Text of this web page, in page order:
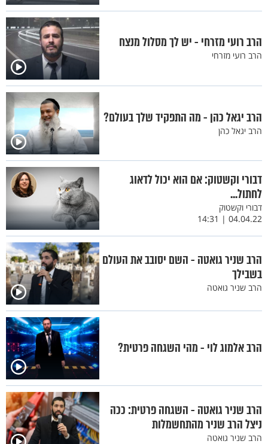
הרב רועי מזרחי - יש לך מסלול מנצח
הרב רועי מזרחי
הרב יגאל כהן - מה התפקיד שלך בעולם?
הרב יגאל כהן
דבורי וקשטוק: אם הוא יכול לדאוג
לחתול...
דבורי וקשטוק
04.04.22 | 14:31
הרב שניר גואטה - השם יסובב את העולם
בשבילך
הרב שניר גואטה
הרב אלמוג לוי - מהי השגחה פרטית?
הרב שניר גואטה - השגחה פרטית: ככה
ניצל הרב שניר מהתחשמלות
הרב שניר גואטה